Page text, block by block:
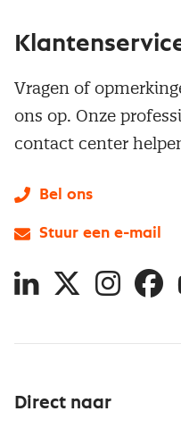
Direct naar
Vragen of
ons op. Onze
contact center
Bel ons
Stuur een e-mail
LinkedIn
X Instagram